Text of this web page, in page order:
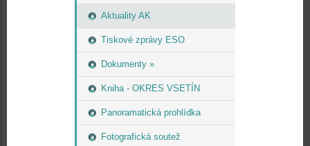
Aktuality AK
Tiskové zprávy ESO
Dokumenty »
Kniha - OKRES VSETÍN
Panoramatická prohlídka
Fotografická soutež